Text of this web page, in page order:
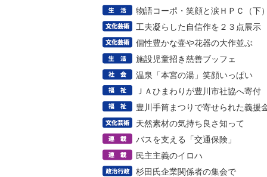
物語コーポ・笑顔と涙ＨＰＣ（下
工夫凝らした自信作を２３点展示
個性豊かな壷や花器の大作並ぶ
施設児童招き慈善ブッフェ
温泉「本宮の湯」笑顔いっぱい
ＪＡひまわりが豊川市社協へ寄付
豊川手筒まつりで寄せられた義援
天然素材の気持ち良さ知って
バスを支える「交通保険」
民主主義のイロハ
杉田氏企業関係者の集会で